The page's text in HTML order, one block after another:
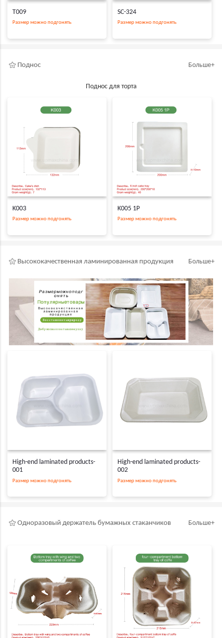
T009
Размер можно подгонять
SC-324
Размер можно подгонять
Поднос Больше+
Поднос для торта
K003
Размер можно подгонять
K005 1P
Размер можно подгонять
Высококачественная ламинированная продукция Больше+
High-end laminated products-
001
Размер можно подгонять
High-end laminated products-
002
Размер можно подгонять
Одноразовый держатель бумажных стаканчиков Больше+